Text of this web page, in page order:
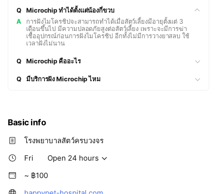
Q
Microchip ทำได้ตั้งแต่น้องกี่ขวบ
A
การฝังไมโครชิปจะสามารถทำได้เมื่อสัตว์เลี้ยงมีอายุตั้งแต่ 3
เดือนขึ้นไป มีความปลอดภัยสูงต่อสัตว์เลี้ยง เพราะจะมีการฆ่า
เชื้ออุปกรณ์ก่อนการฝังไมโครชิป อีกทั้งไม่มีการวางยาสลบ ใช้
เวลาฝังไม่นาน
Q Microchip คืออะไร
Q มีบริการฝัง Microchip ไหม
Basic info
โรงพยาบาลสัตว์ครบวงจร
Fri
Open 24 hours
~ ฿100